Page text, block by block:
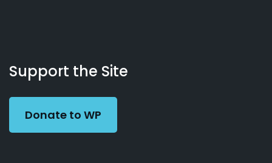
Working
Preacher
Us
Support the Site
Donate to WP